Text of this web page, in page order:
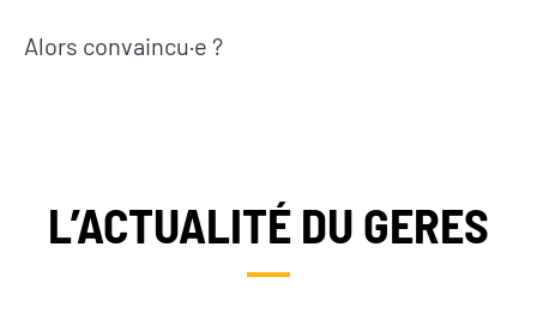
Alors convaincu·e ?
L’ACTUALITÉ DU GERES